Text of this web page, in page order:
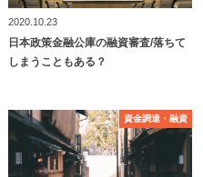
2020.10.23
日本政策金融公庫の融資審査/落ちて
しまうこともある？
資⾦調達・融資
資⾦調達・融資